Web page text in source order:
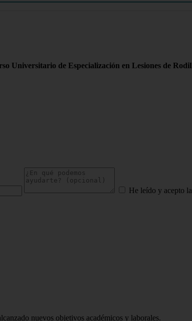
Universitario de Especialización en Lesiones de
He leído y acepto la
nuevos objetivos académicos y laborales.